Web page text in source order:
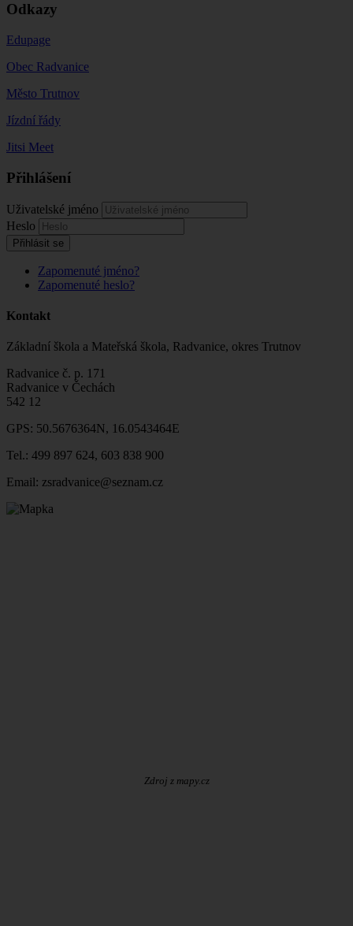
Odkazy
Edupage
Obec Radvanice
Město Trutnov
Jízdní řády
Jitsi Meet
Přihlášení
Uživatelské jméno
Heslo
Přihlásit se
Zapomenuté jméno?
Zapomenuté heslo?
Kontakt
Základní škola a Mateřská škola, Radvanice, okres Trutnov
Radvanice č. p. 171
Radvanice v Čechách
542 12
GPS: 50.5676364N, 16.0543464E
Tel.: 499 897 624, 603 838 900
Email: zsradvanice@seznam.cz
Zdroj z mapy.cz